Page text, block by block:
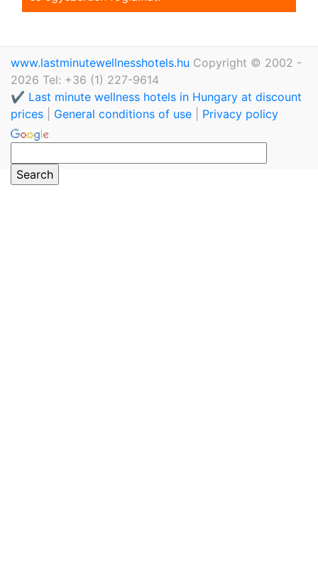
www.lastminutewellnesshotels.hu Copyright © 2002 -
2026 Tel: +36 (1) 227-9614
✔️ Last minute wellness hotels in Hungary at discount
prices
General conditions of use Privacy policy